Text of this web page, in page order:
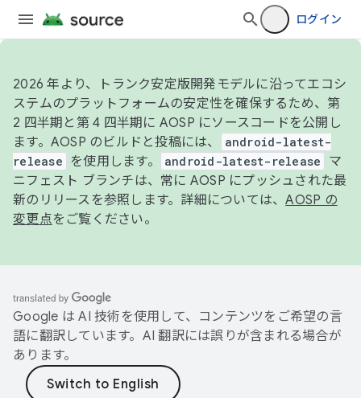
ログイン
2026 年より、トランク安定版開発モデルに沿ってエコシ
ステムのプラットフォームの安定性を確保するため、第
2 四半期と第 4 四半期に AOSP にソースコードを公開し
ます。AOSP のビルドと投稿には、
android-latest-
release
を使用します。 android-latest-release
マ
ニフェスト ブランチは、常に AOSP にプッシュされた最
新のリリースを参照します。詳細については、AOSP の
変更点をご覧ください。
Google は AI 技術を使用して、コンテンツをご希望の言
語に翻訳しています。AI 翻訳には誤りが含まれる場合が
あります。